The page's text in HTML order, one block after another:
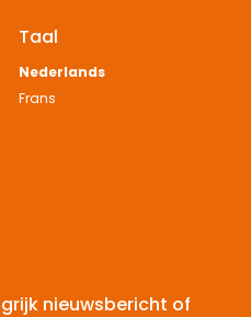
Taal
Nederlands
Frans
nieuwsbericht of